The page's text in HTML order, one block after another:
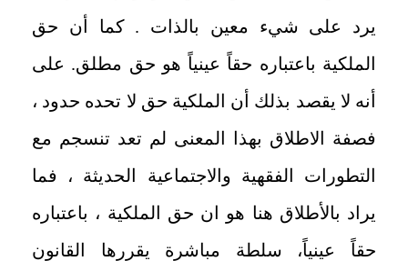
يرد على شيء معين بالذات . كما أن حق
الملكية باعتباره حقاً عينياً هو حق مطلق. على
أنه لا يقصد بذلك أن الملكية حق لا تحده حدود ،
فصفة الاطلاق بهذا المعنى لم تعد تنسجم مع
التطورات الفقهية والاجتماعية الحديثة ، فما
يراد بالأطلاق هنا هو ان حق الملكية ، باعتباره
حقاً عينياً، سلطة مباشرة يقررها القانون